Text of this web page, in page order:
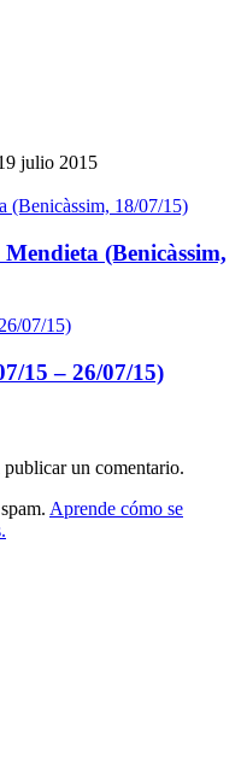
julio 2015
(Benicàssim, 18/07/15)
(Benicàssim,
07/15)
15 – 26/07/15)
publicar un comentario.
Aprende cómo se